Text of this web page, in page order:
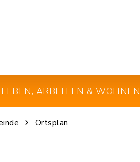
LEBEN, ARBEITEN & WOHNEN
Ortsplan